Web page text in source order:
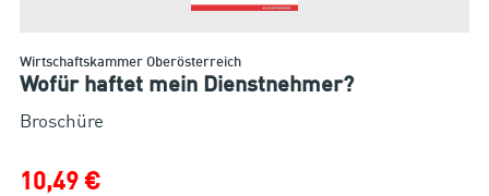
Wirtschaftskammer Oberösterreich
Wofür haftet mein Dienstnehmer?
Broschüre
10,49 €